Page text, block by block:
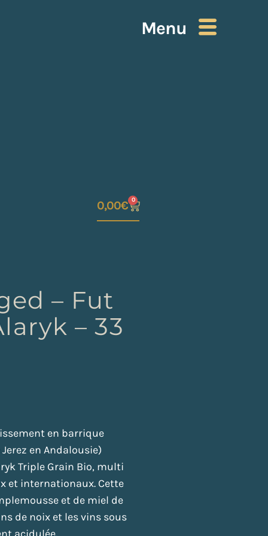
Menu
0,00€ 0
– Fut
– 33
en barrique
en Andalousie)
Triple Grain Bio, multi
et internationaux. Cette
et de miel de
de noix et les vins sous